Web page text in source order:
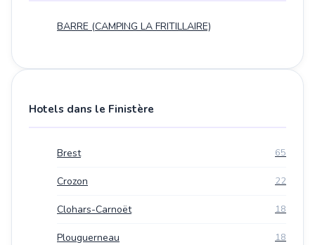
BARRE (CAMPING LA FRITILLAIRE)
Hotels dans le Finistère
Brest 65
Crozon 22
Clohars-Carnoët 18
Plouguerneau 18